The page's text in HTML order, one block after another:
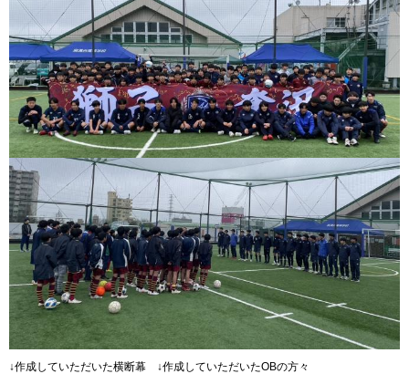
↓作成していただいた横断幕 ↓作成していただいたOBの方々